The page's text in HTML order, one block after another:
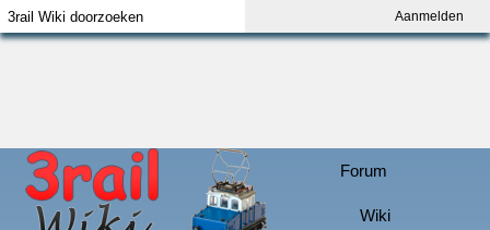
Aanmelden